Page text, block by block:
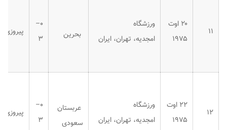
۱۱
۲۰ اوت
۱۹۷۵
ورزشگاه
امجدیه، تهران، ایران
بحرین
۰–
۳
پیروزی
۱۲
۲۲ اوت
۱۹۷۵
ورزشگاه
امجدیه، تهران، ایران
عربستان
سعودی
۰–
۳
پیروزی